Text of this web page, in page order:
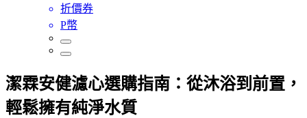
折價券
P幣
潔霖安健濾心選購指南：從沐浴到前置，
輕鬆擁有純淨水質